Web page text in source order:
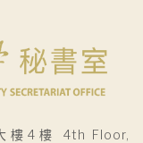
樓4樓 4th Floor,